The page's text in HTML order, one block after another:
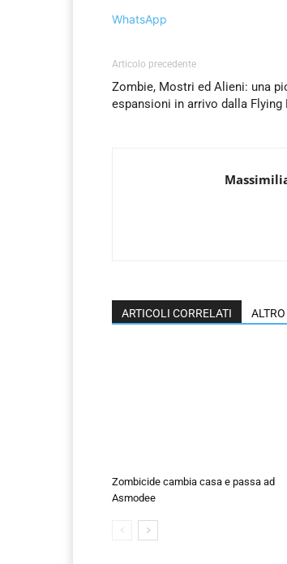
WhatsApp
Articolo precedente
Zombie, Mostri ed Alieni: una
espansioni in arrivo dalla Flying
ARTICOLI CORRELATI
Zombicide cambia casa e passa ad
Asmodee